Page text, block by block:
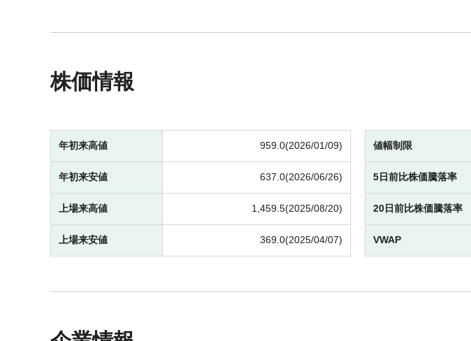
株価情報
年初来高値 959.0(2026/01/09)
年初来安値 637.0(2026/06/26)
上場来高値 1,459.5(2025/08/20)
上場来安値 369.0(2025/04/07)
値幅制限
5日前比株価騰落率
20日前比株価騰落率
VWAP